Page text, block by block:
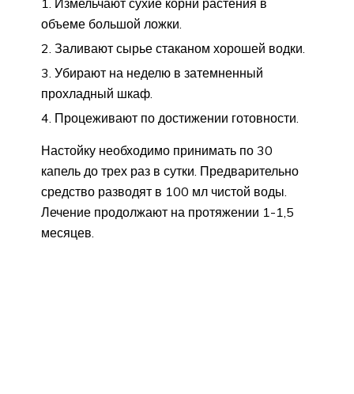
объеме большой ложки.
Заливают сырье стаканом хорошей водки.
Убирают на неделю в затемненный
прохладный шкаф.
Процеживают по достижении готовности.
Настойку необходимо принимать по 30
капель до трех раз в сутки. Предварительно
средство разводят в 100 мл чистой воды.
Лечение продолжают на протяжении 1-1,5
месяцев.